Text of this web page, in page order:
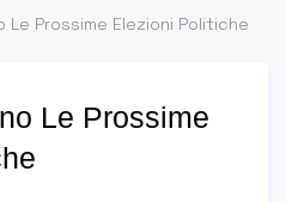
Le Prossime Elezioni Politiche
Le Prossime